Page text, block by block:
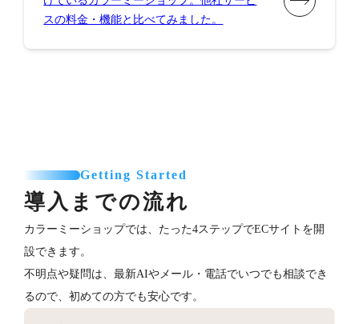
スの料金・機能と比べてみました。
Getting Started
導入までの流れ
カラーミーショップでは、たった4ステップでECサイトを開
設できます。
不明点や疑問は、最新AIやメール・電話でいつでも相談でき
るので、初めての方でも安心です。